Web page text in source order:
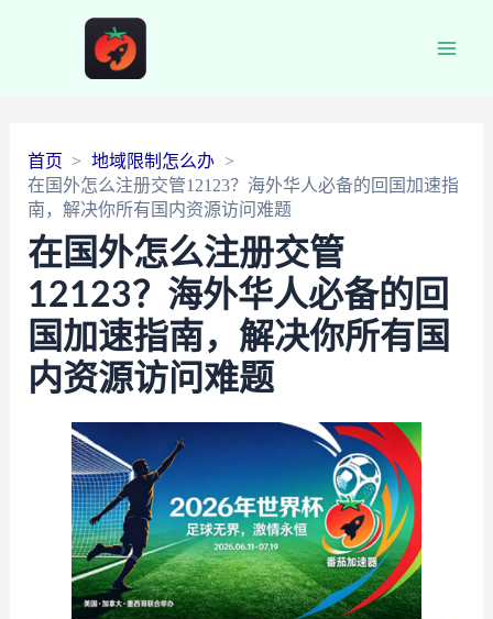
首页
地域限制怎么办
在国外怎么注册交管12123？海外华人必备的回国加速指
南，解决你所有国内资源访问难题
在国外怎么注册交管
12123？海外华人必备的回
国加速指南，解决你所有国
内资源访问难题